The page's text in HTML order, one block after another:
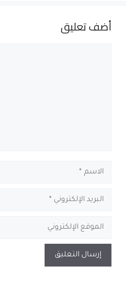
أضف تعليق